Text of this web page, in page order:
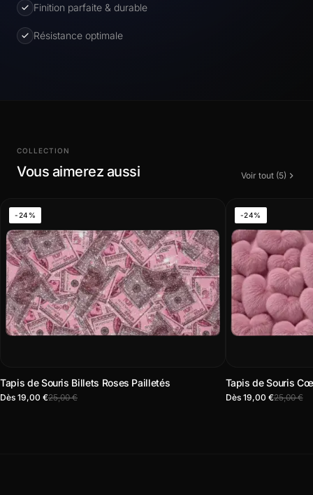
Finition parfaite & durable
Résistance optimale
COLLECTION
Vous aimerez aussi Voir tout (5)
-24%
Tapis de Souris Billets Roses Pailletés
Dès 19,00 €25,00 €
-24%
Tapis de Souris
Dès 19,00 €25,00 €